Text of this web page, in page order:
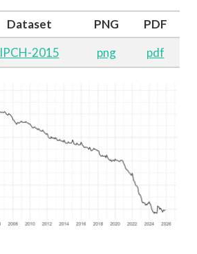
Dataset PNG
PDF
IPCH-2015 png pdf